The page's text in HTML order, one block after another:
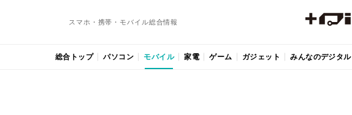
スマホ・携帯・モバイル総合情報
総合トップ パソコン モバイル 家電 ゲーム ガジェット みんなのデジタル